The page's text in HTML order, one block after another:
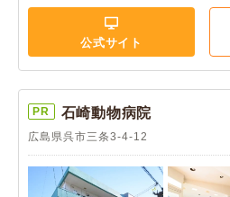
公式サイト
PR 石崎動物病院
広島県呉市三条3-4-12